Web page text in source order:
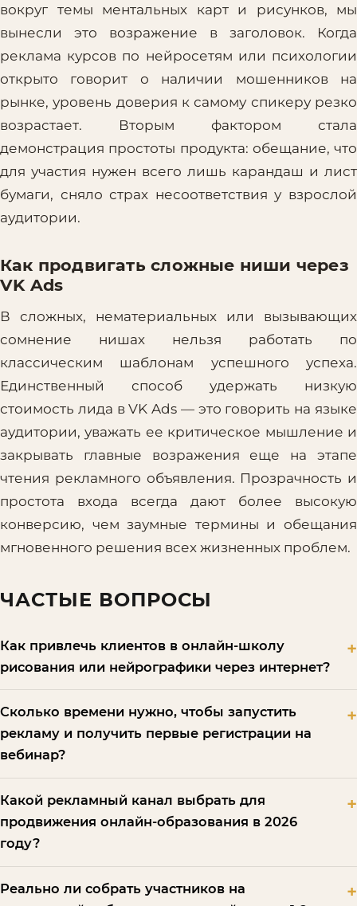
вокруг темы ментальных карт и рисунков, мы
вынесли это возражение в заголовок. Когда
реклама курсов по нейросетям или психологии
открыто говорит о наличии мошенников на
рынке, уровень доверия к самому спикеру резко
возрастает. Вторым фактором стала
демонстрация простоты продукта: обещание, что
для участия нужен всего лишь карандаш и лист
бумаги, сняло страх несоответствия у взрослой
аудитории.
Как продвигать сложные ниши через
VK Ads
В сложных, нематериальных или вызывающих
сомнение нишах нельзя работать по
классическим шаблонам успешного успеха.
Единственный способ удержать низкую
стоимость лида в VK Ads — это говорить на языке
аудитории, уважать ее критическое мышление и
закрывать главные возражения еще на этапе
чтения рекламного объявления. Прозрачность и
простота входа всегда дают более высокую
конверсию, чем заумные термины и обещания
мгновенного решения всех жизненных проблем.
ЧАСТЫЕ ВОПРОСЫ
Как привлечь клиентов в онлайн-школу
рисования или нейрографики через интернет?
Сколько времени нужно, чтобы запустить
рекламу и получить первые регистрации на
вебинар?
Какой рекламный канал выбрать для
продвижения онлайн-образования в 2026
году?
Реально ли собрать участников на